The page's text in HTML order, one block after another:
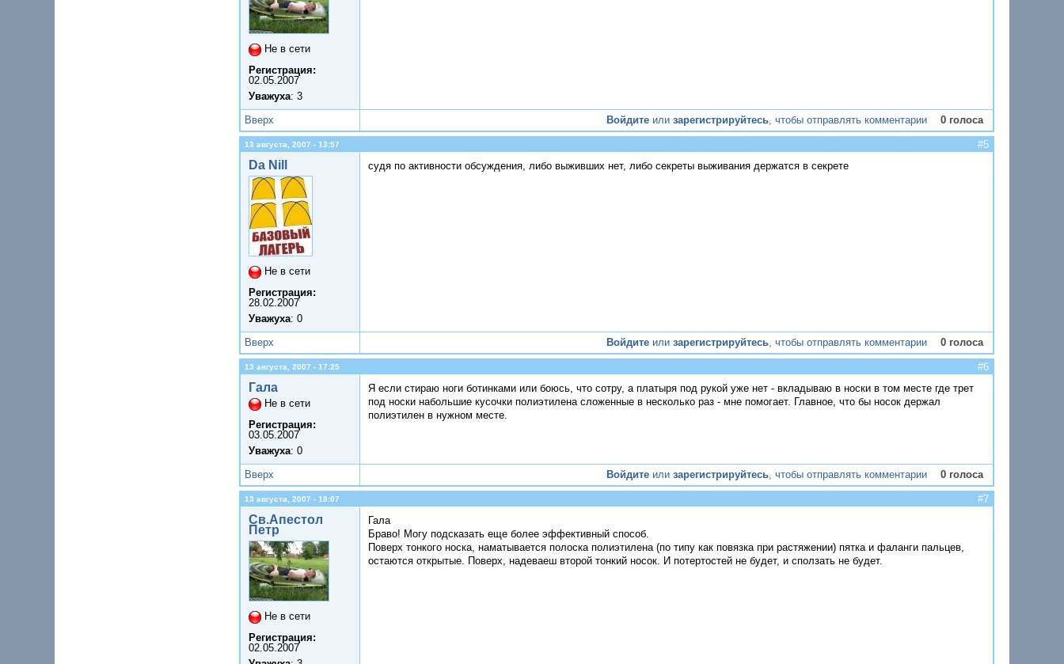
Не в сети
Регистрация:
02.05.2007
Уважуха: 3
Вверх Войдите илизарегистрируйтесь, чтобы отправлять комментарии 0 голоса
13 августа, 2007 - 13:57 #5
Da Nill
Не в сети
Регистрация:
28.02.2007
Уважуха: 0
судя по активности обсуждения, либо выживших нет, либо секреты выживания держатся в секрете
Вверх Войдите илизарегистрируйтесь, чтобы отправлять комментарии 0 голоса
13 августа, 2007 - 17:25 #6
Гала
Не в сети
Регистрация:
03.05.2007
Уважуха: 0
Я если стираю ноги ботинками или боюсь, что сотру, а платыря под рукой уже нет - вкладываю в носки в том месте где трет
под носки набольшие кусочки полиэтилена сложенные в несколько раз - мне помогает. Главное, что бы носок держал
полиэтилен в нужном месте.
Вверх Войдите илизарегистрируйтесь, чтобы отправлять комментарии 0 голоса
13 августа, 2007 - 18:07 #7
Св.Апестол
Петр
Не в сети
Регистрация:
02.05.2007
Гала
Браво! Могу подсказать еще более эффективный способ.
Поверх тонкого носка, наматывается полоска полиэтилена (по типу как повязка при растяжении) пятка и фаланги пальцев,
остаются открытые. Поверх, надеваеш второй тонкий носок. И потертостей не будет, и сползать не будет.